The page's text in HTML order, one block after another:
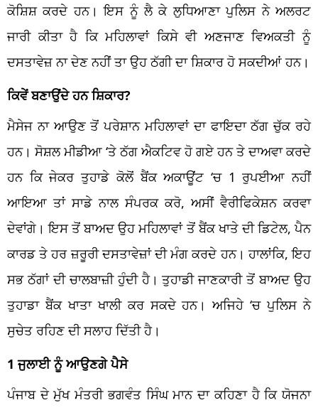
ਕੋਸ਼ਿਸ਼ ਕਰਦੇ ਹਨ। ਇਸ ਨੂੰ ਲੈ ਕੇ ਲੁਧਿਆਣਾ ਪੁਲਿਸ ਨੇ ਅਲਰਟ
ਜਾਰੀ ਕੀਤਾ ਹੈ ਕਿ ਮਹਿਲਾਵਾਂ ਕਿਸੇ ਵੀ ਅਣਜਾਣ ਵਿਅਕਤੀ ਨੂੰ
ਦਸਤਾਵੇਜ਼ ਨਾ ਦੇਣ ਨਹੀਂ ਤਾ ਉਹ ਠੱਗੀ ਦਾ ਸ਼ਿਕਾਰ ਹੋ ਸਕਦੀਆਂ ਹਨ।
ਕਿਵੇਂ ਬਣਾਉਂਦੇ ਹਨ ਸ਼ਿਕਾਰ?
ਮੈਸੇਜ ਨਾ ਆਉਣ ਤੋਂ ਪਰੇਸ਼ਾਨ ਮਹਿਲਾਵਾਂ ਦਾ ਫਾਇਦਾ ਠੱਗ ਚੁੱਕ ਰਹੇ
ਹਨ। ਸੋਸ਼ਲ ਮੀਡੀਆ ‘ਤੇ ਠੱਗ ਐਕਟਿਵ ਹੋ ਗਏ ਹਨ ਤੇ ਦਾਅਵਾ ਕਰਦੇ
ਹਨ ਕਿ ਜੇਕਰ ਤੁਹਾਡੇ ਕੋਲੋਂ ਬੈਂਕ ਅਕਾਊਂਟ ‘ਚ 1 ਰੁਪਈਆ ਨਹੀਂ
ਆਇਆ ਤਾਂ ਸਾਡੇ ਨਾਲ ਸੰਪਰਕ ਕਰੋ, ਅਸੀਂ ਵੈਰੀਫਿਕੇਸ਼ਨ ਕਰਵਾ
ਦੇਵਾਂਗੇ। ਇਸ ਤੋਂ ਬਾਅਦ ਉਹ ਮਹਿਲਾਵਾਂ ਤੋਂ ਬੈਂਕ ਖਾਤੇ ਦੀ ਡਿਟੇਲ, ਪੈਨ
ਕਾਰਡ ਤੇ ਹਰ ਜ਼ਰੂਰੀ ਦਸਤਾਵੇਜ਼ਾਂ ਦੀ ਮੰਗ ਕਰਦੇ ਹਨ। ਹਾਲਾਂਕਿ, ਇਹ
ਸਭ ਠੱਗਾਂ ਦੀ ਚਾਲਬਾਜ਼ੀ ਹੁੰਦੀ ਹੈ। ਤੁਹਾਡੀ ਜਾਣਕਾਰੀ ਤੋਂ ਬਾਅਦ ਉਹ
ਤੁਹਾਡਾ ਬੈਂਕ ਖਾਤਾ ਖਾਲੀ ਕਰ ਸਕਦੇ ਹਨ। ਅਜਿਹੇ ‘ਚ ਪੁਲਿਸ ਨੇ
ਸੁਚੇਤ ਰਹਿਣ ਦੀ ਸਲਾਹ ਦਿੱਤੀ ਹੈ।
1 ਜੁਲਾਈ ਨੂੰ ਆਉਣਗੇ ਪੈਸੇ
ਪੰਜਾਬ ਦੇ ਮੁੱਖ ਮੰਤਰੀ ਭਗਵੰਤ ਸਿੰਘ ਮਾਨ ਦਾ ਕਹਿਣਾ ਹੈ ਕਿ ਯੋਜਨਾ